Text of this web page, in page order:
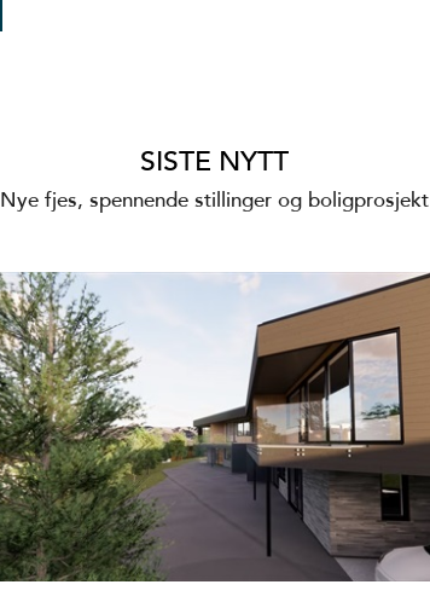
SISTE NYTT
Nye fjes, spennende stillinger og boligprosjekt